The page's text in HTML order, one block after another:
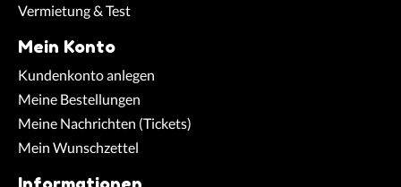
Vermietung & Test
Mein Konto
Kundenkonto anlegen
Meine Bestellungen
Meine Nachrichten (Tickets)
Mein Wunschzettel